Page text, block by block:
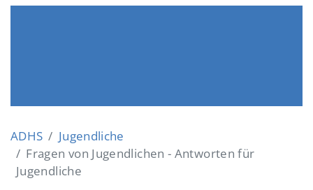
ADHS
Jugendliche
Fragen von Jugendlichen - Antworten für
Jugendliche